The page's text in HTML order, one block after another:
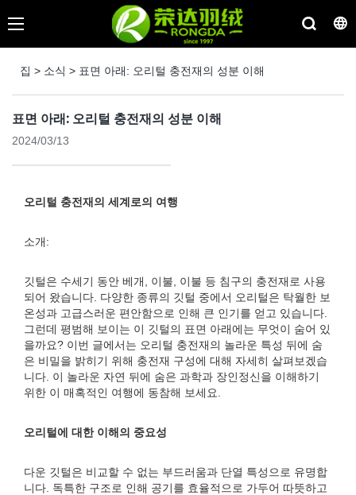
집 > 소식 > 표면 아래: 오리털 충전재의 성분 이해
표면 아래: 오리털 충전재의 성분 이해
2024/03/13
오리털 충전재의 세계로의 여행
소개:
깃털은 수세기 동안 베개, 이불, 이불 등 침구의 충전재로 사용
되어 왔습니다. 다양한 종류의 깃털 중에서 오리털은 탁월한 보
온성과 고급스러운 편안함으로 인해 큰 인기를 얻고 있습니다.
그런데 평범해 보이는 이 깃털의 표면 아래에는 무엇이 숨어 있
을까요? 이번 글에서는 오리털 충전재의 놀라운 특성 뒤에 숨
은 비밀을 밝히기 위해 충전재 구성에 대해 자세히 살펴보겠습
니다. 이 놀라운 자연 뒤에 숨은 과학과 장인정신을 이해하기
위한 이 매혹적인 여행에 동참해 보세요.
오리털에 대한 이해의 중요성
다운 깃털은 비교할 수 없는 부드러움과 단열 특성으로 유명합
니다. 독특한 구조로 인해 공기를 효율적으로 가두어 따뜻하고